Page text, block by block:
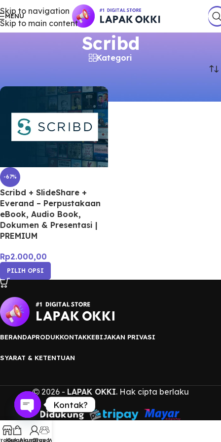
Skip to navigation
Skip to main content
MENU
Scribd
Kategori
-67%
Scribd + SlideShare +
Everand – Perpustakaan
eBook, Audio Book,
Dokumen & Presentasi |
PREMIUM
Rp2.000,00
PILIH OPSI
BERANDAPRODUKKONTAKKEBIJAKAN PRIVASI
SYARAT & KETENTUAN
2026 - LAPAK OKKI. Hak cipta berlaku
Keranjang
Akun Saya
Grup WA
Kontak?
Open
chaty